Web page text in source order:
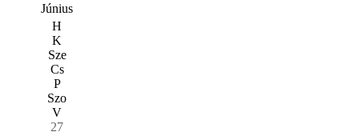
Június
H
K
Sze
Cs
P
Szo
V
27